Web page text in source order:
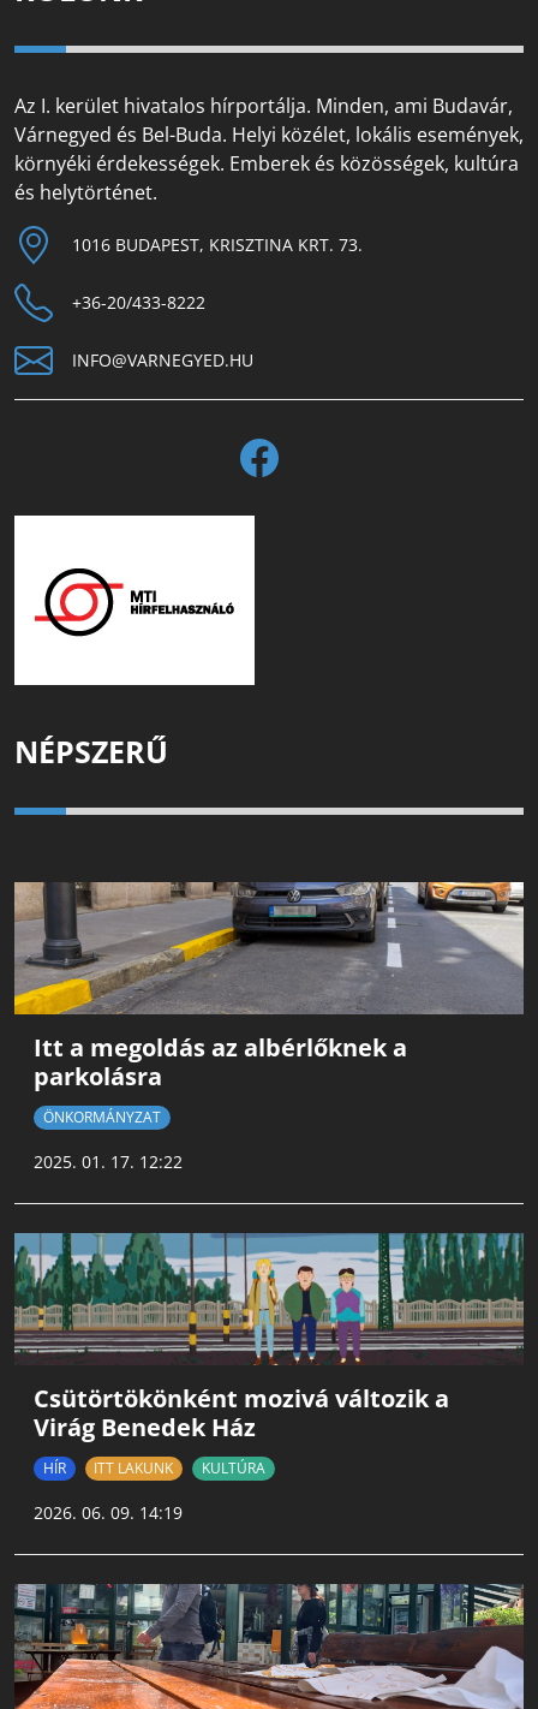
Az I. kerület hivatalos hírportálja. Minden, ami Budavár,
Várnegyed és Bel-Buda. Helyi közélet, lokális események,
környéki érdekességek. Emberek és közösségek, kultúra
és helytörténet.
1016 BUDAPEST, KRISZTINA KRT. 73.
+36-20/433-8222
INFO@VARNEGYED.HU
NÉPSZERŰ
Itt a megoldás az albérlőknek a
parkolásra
ÖNKORMÁNYZAT
2025. 01. 17. 12:22
Csütörtökönként mozivá változik a
Virág Benedek Ház
HÍR ITT LAKUNK KULTÚRA
2026. 06. 09. 14:19